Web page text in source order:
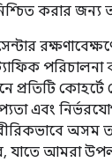
করার
কোহর্টে
এবং
অসম
যাতে